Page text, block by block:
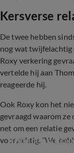
Kersverse
De twee hebben
nog wat twijfelachtig
Roxy verkering
vertelde hij aan
reageerde hij.
Ook Roxy kon het
gevraagd waarom
net om een relatie
voorzichtig. "We
Robert en